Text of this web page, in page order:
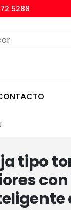
5288
tipo
con